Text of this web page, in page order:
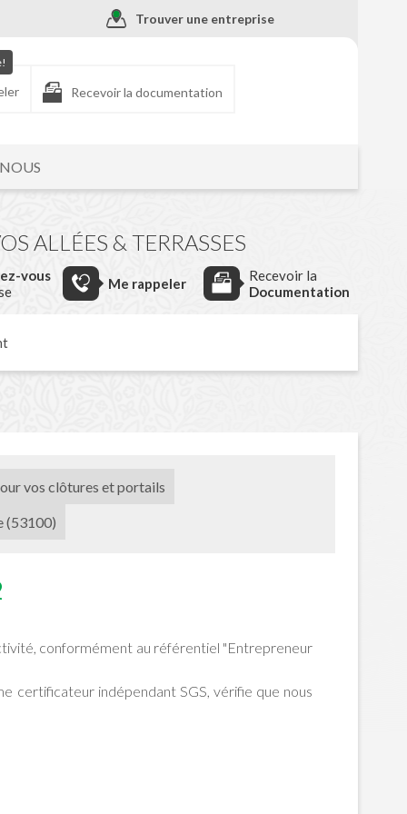
Trouver une entreprise
Recevoir la documentation
ALLÉES & TERRASSES
vous
Me rappeler
Recevoir la
Documentation
vos clôtures et portails
(53100)
conformément au référentiel "Entrepreneur
certificateur indépendant SGS, vérifie que nous